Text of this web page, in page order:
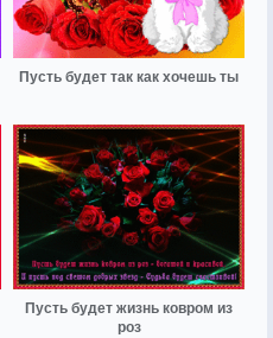
Пусть будет так как хочешь ты
Пусть будет жизнь ковром из
роз